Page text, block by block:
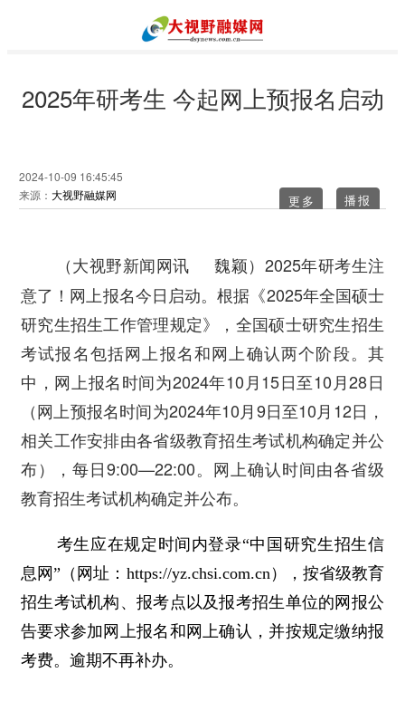
2025年研考生 今起网上预报名启动
2024-10-09 16:45:45
来源： 大视野融媒网 更多
（大视野新闻网讯 魏颖） 2025年研考生注
意了！网上报名今日启动。根据《2025年全国硕士
研究生招生工作管理规定》，全国硕士研究生招生
考试报名包括网上报名和网上确认两个阶段。其
中，网上报名时间为2024年10月15日至10月28日
（网上预报名时间为2024年10月9日至10月12日，
相关工作安排由各省级教育招生考试机构确定并公
布），每日9:00—22:00。网上确认时间由各省级
教育招生考试机构确定并公布。
考生应在规定时间内登录“中国研究生招生信
息网”（网址：https://yz.chsi.com.cn），按省级教育
招生考试机构、报考点以及报考招生单位的网报公
告要求参加网上报名和网上确认，并按规定缴纳报
考费。逾期不再补办。